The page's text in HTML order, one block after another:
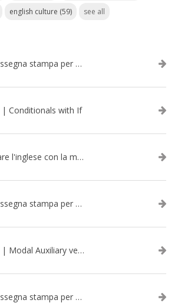
english culture (59) see all
SPEAK TIPS | La rassegna stampa per migliorare l’inglese - luglio 2026
| Conditionals with If
WORD UP | Imparare l'inglese con la musica: David Bowie
SPEAK TIPS | La rassegna stampa per migliorare l’inglese - aprile 2026
LANGUAGE FOCUS | Modal Auxiliary verbs in the past
SPEAK TIPS | La rassegna stampa per migliorare l’inglese - marzo 2026